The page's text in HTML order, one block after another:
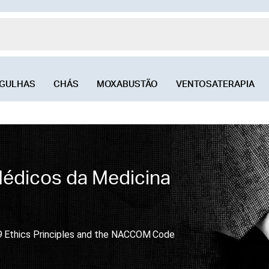
CHÁS MOXABUSTÃO VENTOSATERAPIA
da Medicina
Principles and the NACCOM Code